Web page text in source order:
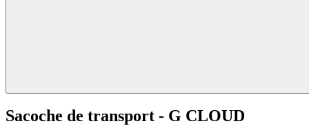
Sacoche de transport - G CLOUD